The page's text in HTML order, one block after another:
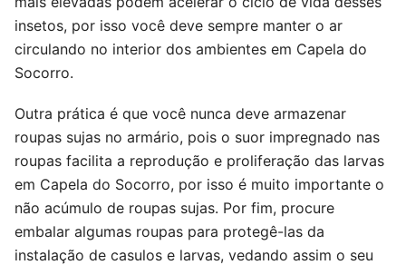
insetos, por isso você deve sempre manter o ar
circulando no interior dos ambientes em Capela do
Socorro.
Outra prática é que você nunca deve armazenar
roupas sujas no armário, pois o suor impregnado nas
roupas facilita a reprodução e proliferação das larvas
em Capela do Socorro, por isso é muito importante o
não acúmulo de roupas sujas. Por fim, procure
embalar algumas roupas para protegê-las da
instalação de casulos e larvas, vedando assim o seu